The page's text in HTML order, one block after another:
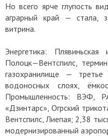
Но всего ярче глупость
аграрный край — стала,
витрина.
Энергетика:
Полоцк—Вентспилс,
газохранилище —
водоносных слоях,
Промышленность: ВЭФ,
«Дзинтарс», Огрский
Вентспилс, Лиепая; 2,38
модернизированный